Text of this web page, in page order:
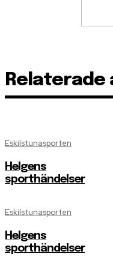
Eskilstunasporten
Helgens
sporthändelser
Eskilstunasporten
Helgens
sporthändelser